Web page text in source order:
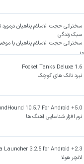
سخنرانی حجت الاسلام پناهیان
سبک زندگی
سخنرانی حجت الاسلام پناهیان با
Pocket Tanks Deluxe 1.6
نبرد تانک های کوچک
10.5.7 For Android +5.0
نرم افزار شناسایی آهنگ ها
Launcher 3.2.5 for Android +2.3
لانچر هولا